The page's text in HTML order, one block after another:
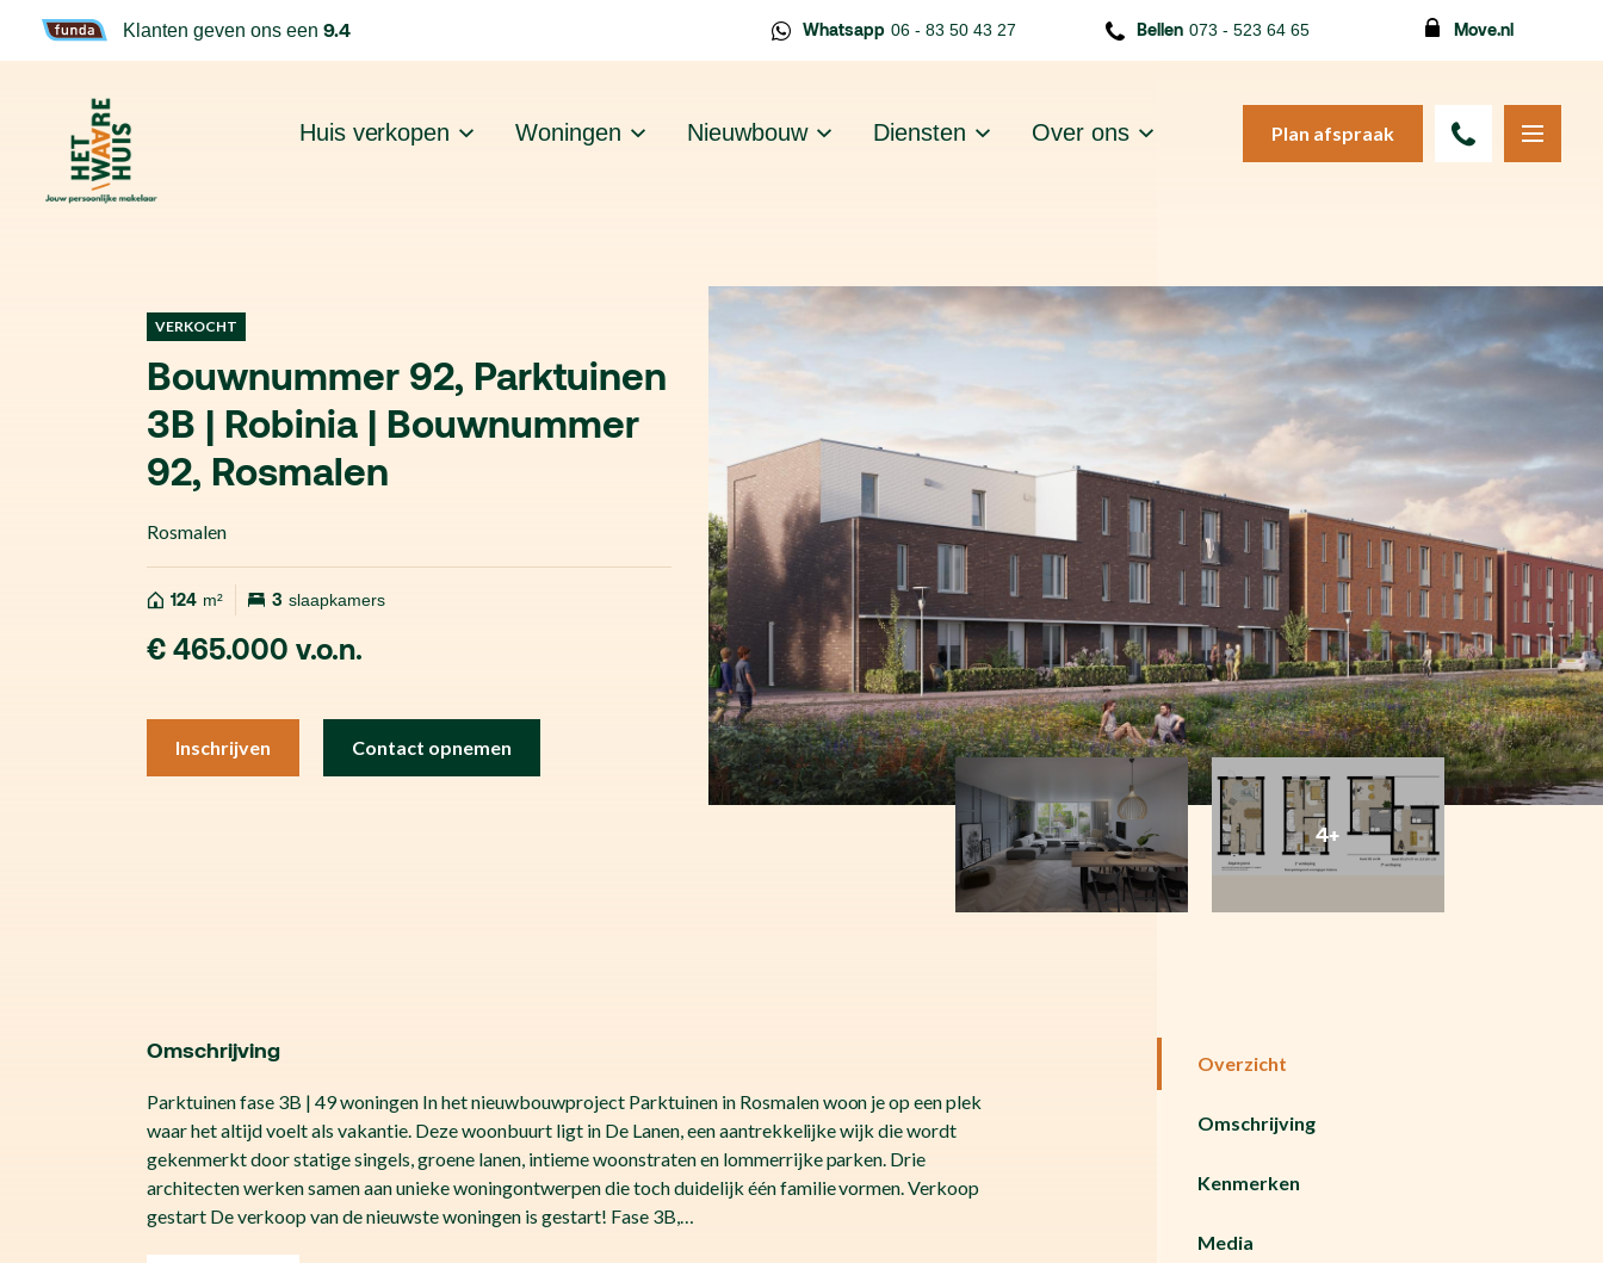
Klanten geven ons een 9.4 Whatsapp 06 - 83 50 43 27 Bellen 073 - 523 64 65 Move.nl
Huis verkopen Woningen Nieuwbouw Diensten Over ons Plan afspraak
4+
VERKOCHT
Bouwnummer 92, Parktuinen
3B | Robinia | Bouwnummer
92, Rosmalen
Rosmalen
124 m² 3 slaapkamers
€ 465.000 v.o.n.
Inschrijven Contact opnemen
Omschrijving
Parktuinen fase 3B | 49 woningen In het nieuwbouwproject Parktuinen in Rosmalen woon je op een plek
waar het altijd voelt als vakantie. Deze woonbuurt ligt in De Lanen, een aantrekkelijke wijk die wordt
gekenmerkt door statige singels, groene lanen, intieme woonstraten en lommerrijke parken. Drie
architecten werken samen aan unieke woningontwerpen die toch duidelijk één familie vormen. Verkoop
gestart De verkoop van de nieuwste woningen is gestart! Fase 3B,…
Overzicht
Omschrijving
Kenmerken
Media